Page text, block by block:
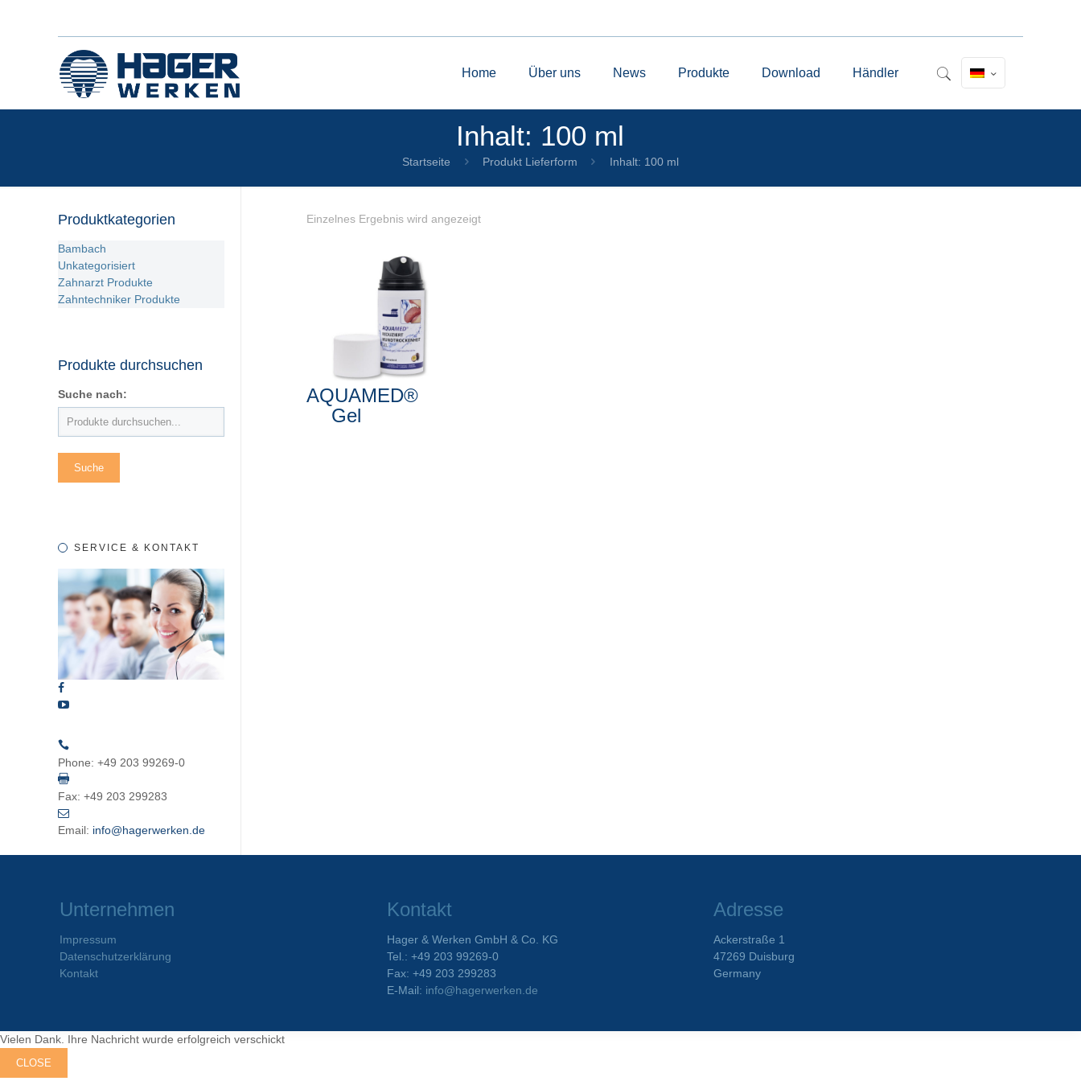
Home Über uns News Produkte Download Händler
Inhalt: 100 ml
Startseite Produkt Lieferform Inhalt: 100 ml
Einzelnes Ergebnis wird angezeigt
AQUAMED®
Gel
Produktkategorien
Bambach
Unkategorisiert
Zahnarzt Produkte
Zahntechniker Produkte
Produkte durchsuchen
Suche nach:
SERVICE & KONTAKT
Phone: +49 203 99269-0
Fax: +49 203 299283
Email: info@hagerwerken.de
Unternehmen
Impressum
Datenschutzerklärung
Kontakt
Kontakt
Hager & Werken GmbH & Co. KG
Tel.: +49 203 99269-0
Fax: +49 203 299283
E-Mail: info@hagerwerken.de
Adresse
Ackerstraße 1
47269 Duisburg
Germany
Vielen Dank. Ihre Nachricht wurde erfolgreich verschickt
CLOSE